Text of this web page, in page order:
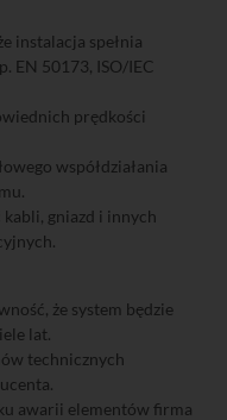
instalacja spełnia
EN 50173, ISO/IEC
prędkości
współdziałania
gniazd i innych
że system będzie
lat.
technicznych
awarii elementów firma